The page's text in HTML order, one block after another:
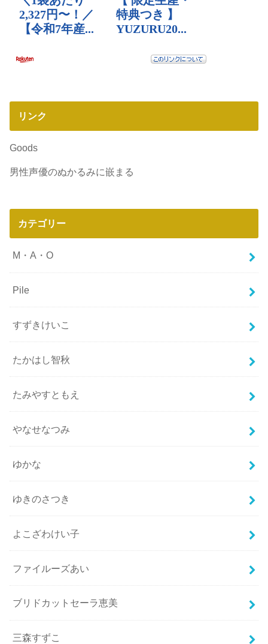
リンク
Goods
男性声優のぬかるみに嵌まる
カテゴリー
M・A・O
Pile
すずきけいこ
たかはし智秋
たみやすともえ
やなせなつみ
ゆかな
ゆきのさつき
よこざわけい子
ファイルーズあい
ブリドカットセーラ恵美
三森すずこ